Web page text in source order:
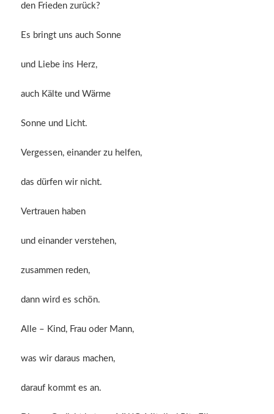
den Frieden zurück?
Es bringt uns auch Sonne
und Liebe ins Herz,
auch Kälte und Wärme
Sonne und Licht.
Vergessen, einander zu helfen,
das dürfen wir nicht.
Vertrauen haben
und einander verstehen,
zusammen reden,
dann wird es schön.
Alle – Kind, Frau oder Mann,
was wir daraus machen,
darauf kommt es an.